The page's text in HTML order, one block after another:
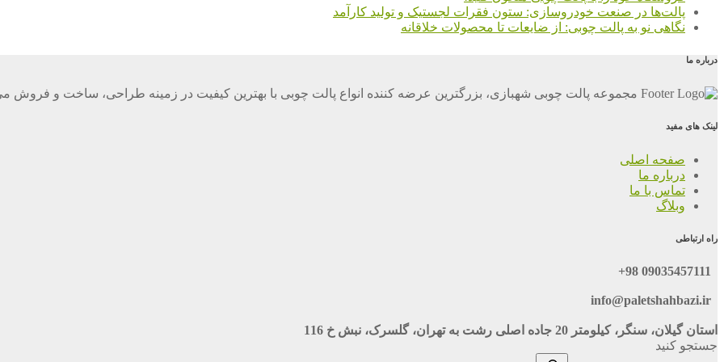
پالت‌ها در صنعت خودروسازی: ستون فقرات لجستیک و تولید کارآمد
نگاهی نو به پالت چوبی: از ضایعات تا محصولات خلاقانه
درباره ما
مجموعه پالت چوبی شهبازی، بزرگترین عرضه کننده انواع پالت چوبی با بهترین کیفیت در زمینه طراحی، ساخت و فروش
لینک های مفید
صفحه اصلی
درباره ما
تماس با ما
وبلاگ
راه ارتباطی
09035457111 98+
info@paletshahbazi.ir
استان گیلان، سنگر، کیلومتر 20 جاده اصلی رشت به تهران، گلسرک، نبش خ 116
جستجو کنید